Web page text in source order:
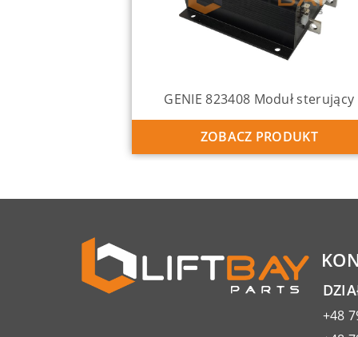
GENIE 823408 Moduł sterujący
ZOBACZ PRODUKT
+48